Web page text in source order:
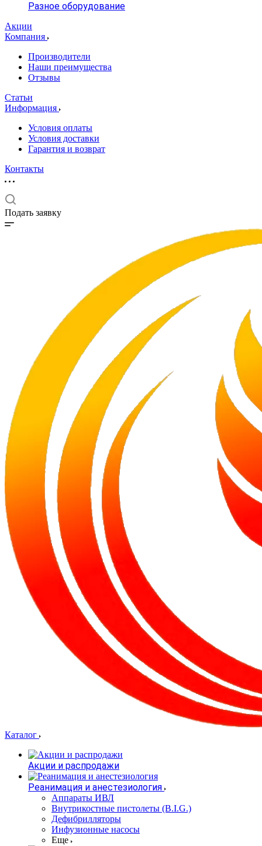
Разное оборудование
Акции
Компания
Производители
Наши преимущества
Отзывы
Статьи
Информация
Условия оплаты
Условия доставки
Гарантия и возврат
Контакты
Подать заявку
Каталог
Акции и распродажи
Реанимация и анестезиология
Аппараты ИВЛ
Внутрикостные пистолеты (B.I.G.)
Дефибрилляторы
Инфузионные насосы
Еще